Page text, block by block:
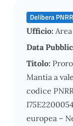
Delibera
Ufficio:
Data
Titolo:
Mantia a
codice
europea –